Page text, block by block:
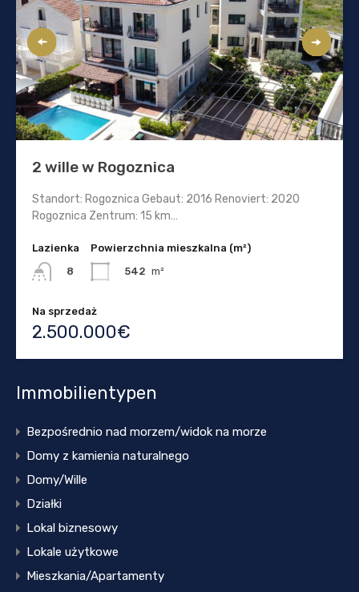
2 wille w Rogoznica
Standort: Rogoznica Gebaut: 2016 Renoviert: 2020
Rogoznica Zentrum: 15 km…
Lazienka
8
Powierzchnia mieszkalna (m²)
542 m²
Na sprzedaż
2.500.000€
Immobilientypen
Bezpośrednio nad morzem/widok na morze
Domy z kamienia naturalnego
Domy/Wille
Działki
Lokal biznesowy
Lokale użytkowe
Mieszkania/Apartamenty